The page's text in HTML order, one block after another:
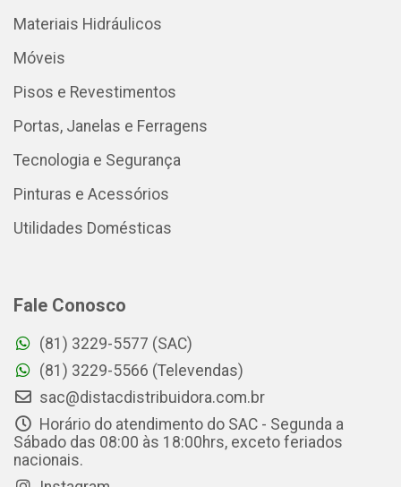
Materiais Hidráulicos
Móveis
Pisos e Revestimentos
Portas, Janelas e Ferragens
Tecnologia e Segurança
Pinturas e Acessórios
Utilidades Domésticas
Fale Conosco
(81) 3229-5577 (SAC)
(81) 3229-5566 (Televendas)
sac@distacdistribuidora.com.br
Horário do atendimento do SAC - Segunda a
Sábado das 08:00 às 18:00hrs, exceto feriados
nacionais.